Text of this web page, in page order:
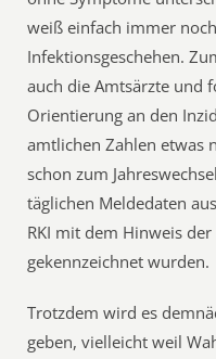
weiß einfach immer
Infektionsgeschehen.
auch die Amtsärzte und
Orientierung an den
amtlichen Zahlen etwas
schon zum
täglichen Meldedaten
RKI mit dem Hinweis
gekennzeichnet wurden.
Trotzdem wird es
geben, vielleicht weil